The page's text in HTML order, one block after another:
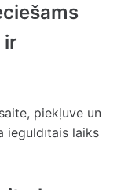
ir
piekļuve un
ieguldītais laiks